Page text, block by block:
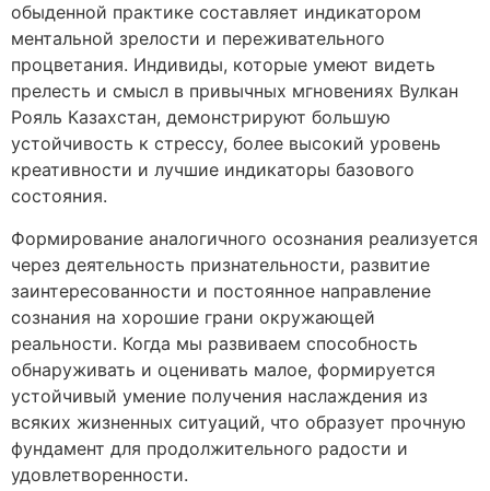
обыденной практике составляет индикатором
ментальной зрелости и переживательного
процветания. Индивиды, которые умеют видеть
прелесть и смысл в привычных мгновениях Вулкан
Рояль Казахстан, демонстрируют большую
устойчивость к стрессу, более высокий уровень
креативности и лучшие индикаторы базового
состояния.
Формирование аналогичного осознания реализуется
через деятельность признательности, развитие
заинтересованности и постоянное направление
сознания на хорошие грани окружающей
реальности. Когда мы развиваем способность
обнаруживать и оценивать малое, формируется
устойчивый умение получения наслаждения из
всяких жизненных ситуаций, что образует прочную
фундамент для продолжительного радости и
удовлетворенности.